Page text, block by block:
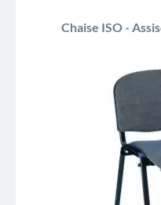
Chaise ISO -